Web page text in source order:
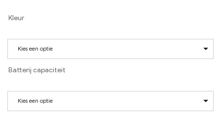
Kleur
Kies een optie
Batterij capaciteit
Kies een optie